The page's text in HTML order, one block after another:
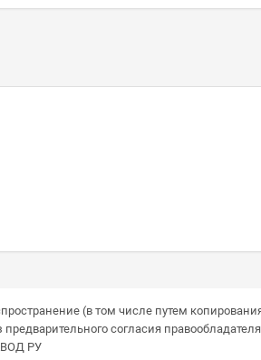
(в том числе путем
согласия
РУ